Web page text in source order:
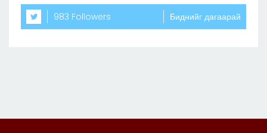
983 Followers Биднийг дагаарай